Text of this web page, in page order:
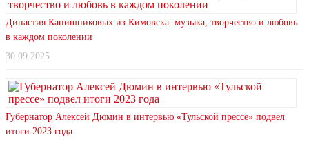
Династия Капишниковых из Кимовска: музыка, творчество и любовь
в каждом поколении
30.09.2025
Губернатор Алексей Дюмин в интервью «Тульской прессе» подвел
итоги 2023 года